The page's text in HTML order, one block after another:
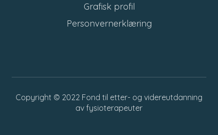
Grafisk profil
Personvernerklæring
Copyright © 2022 Fond til etter- og videreutdanning
av fysioterapeuter